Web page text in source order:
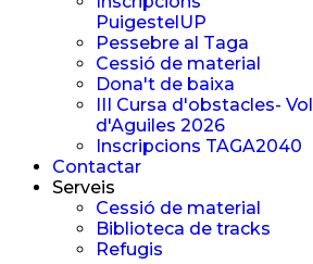
PuigestelUP
Pessebre al Taga
Cessió de material
Dona't de baixa
III Cursa d'obstacles- Vol
d'Aguiles 2026
Inscripcions TAGA2040
Contactar
Serveis
Cessió de material
Biblioteca de tracks
Refugis